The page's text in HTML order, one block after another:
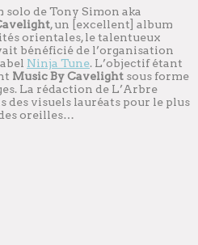
de Tony Simon aka
, un [excellent] album
orientales, le talentueux
bénéficié de l’organisation
Ninja Tune. L’objectif étant
Music By Cavelight sous forme
La rédaction de L’Arbre
des visuels lauréats pour le plus
oreilles…